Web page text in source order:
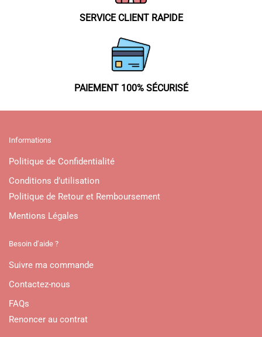
SERVICE CLIENT RAPIDE
PAIEMENT 100% SÉCURISÉ
Informations
Politique de Confidentialité
Conditions d’utilisation
Politique de Retour et Remboursement
Mentions Légales
Besoin d’aide ?
Suivre ma commande
Contactez-nous
FAQs
Renoncer au contrat